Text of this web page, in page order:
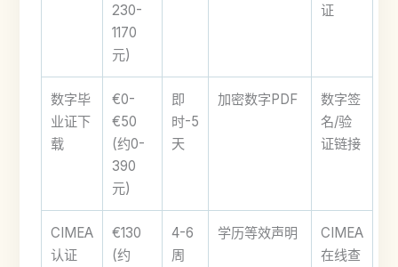
230-
1170
元)
证
数字毕
业证下
载
€0-
€50
(约0-
390
元)
即
时-5
天
加密数字PDF
数字签
名/验
证链接
CIMEA
认证
€130
(约
4-6
周
学历等效声明
CIMEA
在线查